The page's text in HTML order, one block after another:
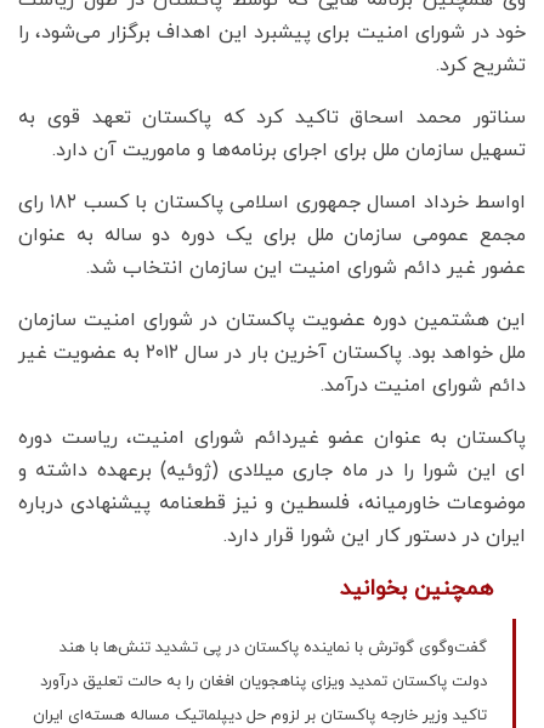
خود در شورای امنیت برای پیشبرد این اهداف برگزار می‌شود، را
تشریح کرد.
سناتور محمد اسحاق تاکید کرد که پاکستان تعهد قوی به
تسهیل سازمان ملل برای اجرای برنامه‌ها و ماموریت آن دارد.
اواسط خرداد امسال جمهوری اسلامی پاکستان با کسب ۱۸۲ رای
مجمع عمومی سازمان ملل برای یک دوره دو ساله به عنوان
عضور غیر دائم شورای امنیت این سازمان انتخاب شد.
این هشتمین دوره عضویت پاکستان در شورای امنیت سازمان
ملل خواهد بود. پاکستان آخرین بار در سال ۲۰۱۲ به عضویت غیر
دائم شورای امنیت درآمد.
پاکستان به عنوان عضو غیردائم شورای امنیت، ریاست دوره
ای این شورا را در ماه جاری میلادی (ژوئیه) برعهده داشته و
موضوعات خاورمیانه، فلسطین و نیز قطعنامه پیشنهادی درباره
ایران در دستور کار این شورا قرار دارد.
همچنین بخوانید
گفت‌وگوی گوترش با نماینده پاکستان در پی تشدید تنش‌ها با هند
دولت پاکستان تمدید ویزای پناهجویان افغان را به حالت تعلیق درآورد
تاکید وزیر خارجه پاکستان بر لزوم حل دیپلماتیک مساله هسته‌ای ایران